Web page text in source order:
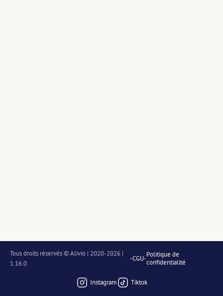
Tous droits réservés © Alivio | 2020-2026 |
1.16.0
-CGU-Politique de
confidentialité
Instagram Tiktok